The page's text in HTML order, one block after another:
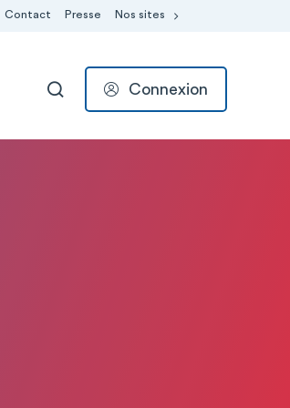
Contact Presse Nos sites
RECHERCHER
Connexion